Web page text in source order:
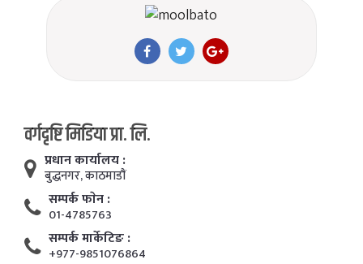
वर्गदृष्टि मिडिया प्रा. लि.
प्रधान कार्यालय :
बुद्धनगर, काठमाडाैं
सम्पर्क फाेन :
01-4785763
सम्पर्क मार्केटिङ :
+977-9851076864